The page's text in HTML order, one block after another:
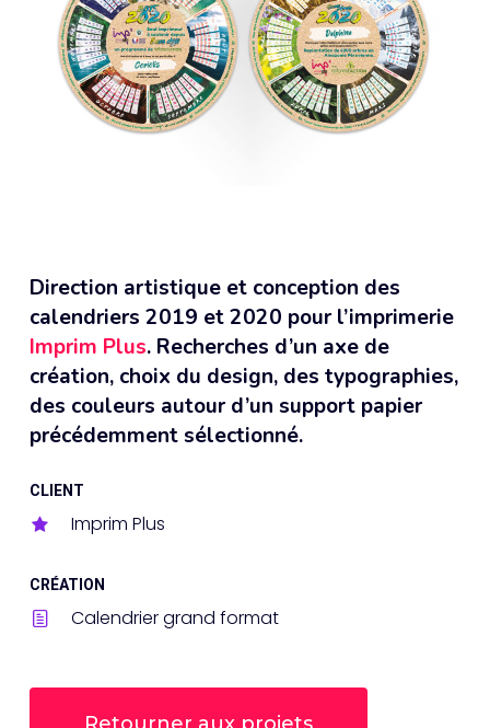
Direction artistique et conception des
calendriers 2019 et 2020 pour l’imprimerie
Imprim Plus. Recherches d’un axe de
création, choix du design, des typographies,
des couleurs autour d’un support papier
précédemment sélectionné.
CLIENT
Imprim Plus
CRÉATION
Calendrier grand format